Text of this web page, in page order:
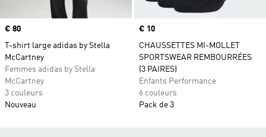
Prix
€ 80
T-shirt large adidas by Stella
McCartney
Femmes adidas by Stella
McCartney
3 couleurs
Nouveau
Prix
€ 10
CHAUSSETTES MI-MOLLET
SPORTSWEAR REMBOURRÉES
(3 PAIRES)
Enfants Performance
6 couleurs
Pack de 3